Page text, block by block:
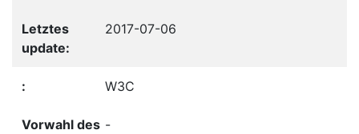
2017-07-06
W3C
-